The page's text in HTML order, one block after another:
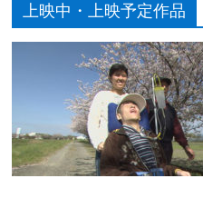
上映中・上映予定作品